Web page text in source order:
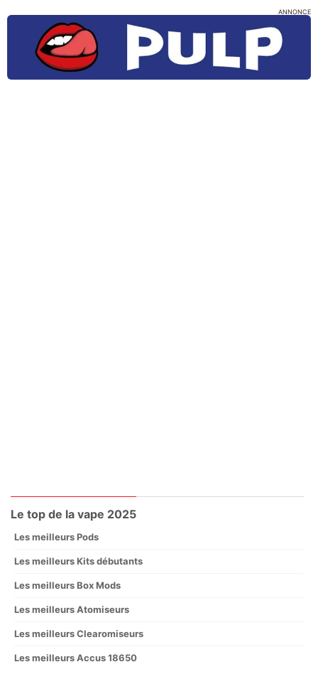
ANNONCE
Le top de la vape 2025
Les meilleurs Pods
Les meilleurs Kits débutants
Les meilleurs Box Mods
Les meilleurs Atomiseurs
Les meilleurs Clearomiseurs
Les meilleurs Accus 18650